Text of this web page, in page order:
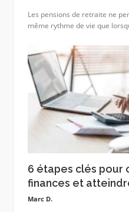
Les pensions de retraite ne
même rythme de vie que
6 étapes clés pour
finances et
Marc D.